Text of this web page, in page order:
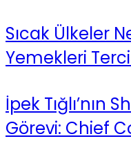
Sıcak Ülkeler
Yemekleri
İpek Tığlı’nın
Görevi: Chief